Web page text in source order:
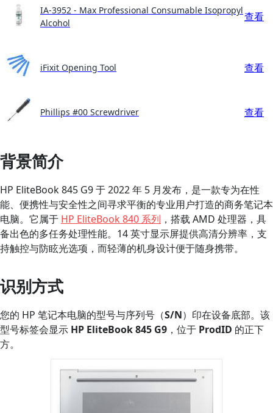
IA-3952 - Max Professional Consumable Isopropyl
Alcohol
查看
iFixit Opening Tool 查看
Phillips #00 Screwdriver 查看
背景简介
HP EliteBook 845 G9 于 2022 年 5 月发布，是一款专为在性
能、便携性与安全性之间寻求平衡的专业用户打造的商务笔记本
电脑。它属于 HP EliteBook 840 系列 ，搭载 AMD 处理器，具
备出色的多任务处理性能。14 英寸显示屏提供高清分辨率，支
持触控与防眩光选项，而轻薄的机身设计便于随身携带。
识别方式
您的 HP 笔记本电脑的型号与序列号（S/N）印在设备底部。该
型号标签会显示 HP EliteBook 845 G9 ，位于 ProdID 的正下
方。